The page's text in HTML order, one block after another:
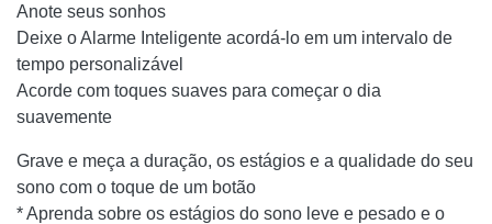
Anote seus sonhos
Deixe o Alarme Inteligente acordá-lo em um intervalo de
tempo personalizável
Acorde com toques suaves para começar o dia
suavemente
Grave e meça a duração, os estágios e a qualidade do seu
sono com o toque de um botão
* Aprenda sobre os estágios do sono leve e pesado e o